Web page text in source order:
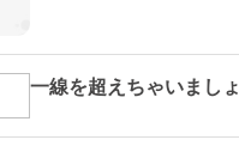
一線を超えちゃいましょ